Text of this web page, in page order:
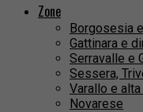
Zone
Borgosesia
Gattinara e
Serravalle e
Sessera,
Varallo e
Novarese